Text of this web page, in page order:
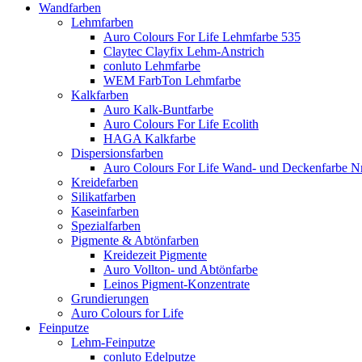
Wandfarben
Lehmfarben
Auro Colours For Life Lehmfarbe 535
Claytec Clayfix Lehm-Anstrich
conluto Lehmfarbe
WEM FarbTon Lehmfarbe
Kalkfarben
Auro Kalk-Buntfarbe
Auro Colours For Life Ecolith
HAGA Kalkfarbe
Dispersionsfarben
Auro Colours For Life Wand- und Deckenfarbe
Kreidefarben
Silikatfarben
Kaseinfarben
Spezialfarben
Pigmente & Abtönfarben
Kreidezeit Pigmente
Auro Vollton- und Abtönfarbe
Leinos Pigment-Konzentrate
Grundierungen
Auro Colours for Life
Feinputze
Lehm-Feinputze
conluto Edelputze